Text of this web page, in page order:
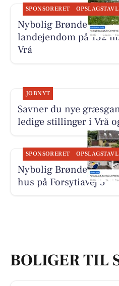
SPONSORERET
Nybolig Brønderslev
landejendom på 152
Vrå
JOBNYT
Savner du nye
ledige stillinger i Vrå
SPONSORERET
Nybolig Brønderslev
hus på Forsytiavej 5
BOLIGER TIL